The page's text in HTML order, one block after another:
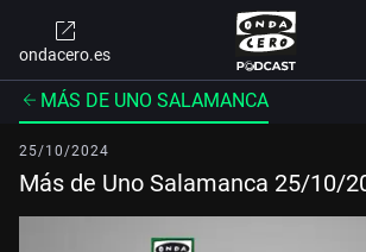
ondacero.es
MÁS DE UNO SALAMANCA
25/10/2024
Más de Uno Salamanca 25/10/